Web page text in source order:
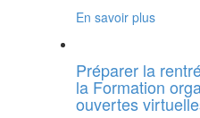
En savoir plus
Préparer la
la Formation
ouvertes